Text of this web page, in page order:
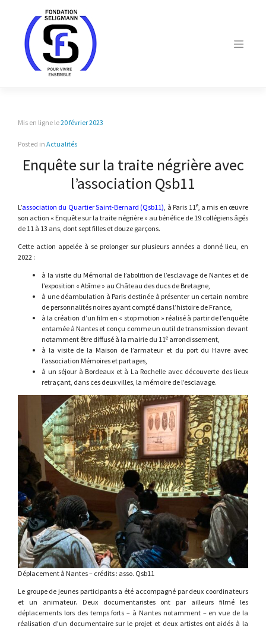
Mis en ligne le20 février 2023
Posted in Actualités
Enquête sur la traite négrière avec
l’association Qsb11
L’association du Quartier Saint-Bernard (Qsb11), à Paris 11e, a mis en œuvre
son action « Enquête sur la traite négrière » au bénéfice de 19 collégiens âgés
de 11 à 13 ans, dont sept filles et douze garçons.
Cette action appelée à se prolonger sur plusieurs années a donné lieu, en
2022 :
à la visite du Mémorial de l’abolition de l’esclavage de Nantes et de
l’exposition « Abîme » au Château des ducs de Bretagne,
à une déambulation à Paris destinée à présenter un certain nombre
de personnalités noires ayant compté dans l’histoire de France,
à la création d’un film en « stop motion » réalisé à partir de l’enquête
entamée à Nantes et conçu comme un outil de transmission devant
notamment être diffusé à la mairie du 11e arrondissement,
à la visite de la Maison de l’armateur et du port du Havre avec
l’association Mémoires et partages,
à un séjour à Bordeaux et à La Rochelle avec découverte des lieux
retraçant, dans ces deux villes, la mémoire de l’esclavage.
Déplacement à Nantes – crédits : asso. Qsb11
Le groupe de jeunes participants a été accompagné par deux coordinateurs
et un animateur. Deux documentaristes ont par ailleurs filmé les
déplacements lors des temps forts – à Nantes notamment – en vue de la
réalisation d’un documentaire sur le projet et deux artistes ont aidés à la